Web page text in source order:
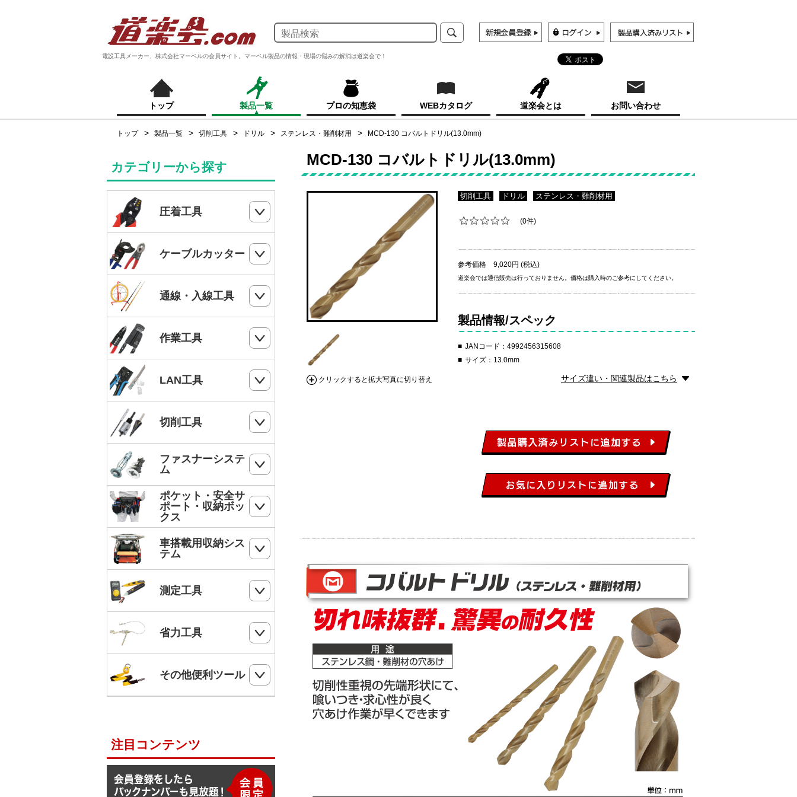
電設工具メーカー、株式会社マーベルの会員サイト。マーベル製品の情報・現場の悩みの解消は道楽会で！
トップ 製品一覧 プロの知恵袋 WEBカタログ 道楽会とは お問い合わせ
トップ 製品一覧 切削工具 ドリル ステンレス・難削材用 MCD-130 コバルトドリル(13.0mm)
MCD-130 コバルトドリル(13.0mm)
クリックすると拡大写真に切り替え
切削工具 ドリル ステンレス・難削材用
(0件)
参考価格 9,020円 (税込)
道楽会では通信販売は行っておりません。価格は購入時のご参考にしてください。
製品情報/スペック
JANコード：4992456315608
サイズ：13.0mm
サイズ違い・関連製品はこちら
カテゴリーから探す
圧着工具
ハンドプレス
電気工事士技能試験工具セット
手動油圧圧着工具
MC4端子用圧着工具
フェルール端子 圧着工具
ケーブルカッター
ケーブルカッター
ワイヤーカッター
ハードカッター
通線・入線工具
スネークラインシリーズ
Jetラインシリーズ
通線収納ケース
ジョイントライン
スーパーカーボン
スーパースネーク
スーパーイエロー
バケットランナー
SHランナー
ケーブルキャッチャー
ケーブルグリップ
電線リール・ドラムローラー・ウイン
電動ウインチ用ロープ
スチールワイヤー
F1ライン
よび線グリップ
作業工具
切断・パンチ
ストリッパー
電工ペンチ
カッター
電工ナイフ
電工レンチ/ダクトレンチハンマー
電気工事用鋏
鋸
ペンチ
ドライバー
ドリルチャック・シャンクアダプター
ラチェットレンチ
ソケットレンチセット
モンキレンチ
LAN工具
モジュラー圧着工具
LANケーブルストリッパー
モジュラープラグ
モジュラープラグカバー
LANツールキット
パンチダウンツール
切削工具
ドリル
DPドリル
ホールソー
ステップドリル・テーパードリル
ホールソー・ステップドリルセット
油圧フリーパンチ
ビット
ー
ファスナーシステ
ム
コンクリート・ALC用プラグ
ボードリベッター
ボードプラグ
ビス
ケーブルタイ
圧着端子ミニパック
ポケット・安全サ
ポート・収納ボッ
クス
フルハーネス
柱上安全帯用ベルト
幅広柱上安全帯用ベルト
ワークポジショニング用連結ベルト
柱上安全帯用ランヤード
セフティロープ
後付ショルダーベルト
Shuttoシリーズ
車搭載用収納シス
テム
フロアーキャビネット
サイドラック
測定工具
検電器・配線チェッカー
メジャー
省力工具
ベルトスリング
その他便利ツール
脚立ソックス
サビ取りスプレー
注目コンテンツ